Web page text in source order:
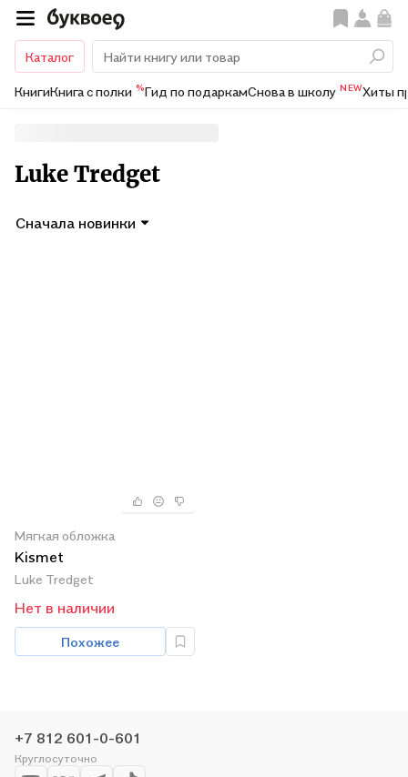
Каталог
КнигиКнига с полки %Гид по подаркамСнова в школу NEWХиты
Luke Tredget
Сначала новинки
Мягкая обложка
Kismet
Luke Tredget
Нет в наличии
Похожее
+7 812 601-0-601
Круглосуточно